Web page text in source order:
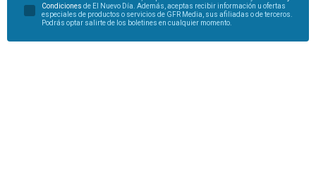
Condiciones de El Nuevo Día. Además, aceptas recibir información u ofertas
especiales de productos o servicios de GFR Media, sus afiliadas o de terceros.
Podrás optar salirte de los boletines en cualquier momento.